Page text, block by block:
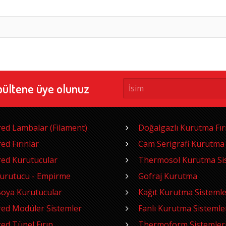
üye olunuz
Lambalar (Filament)
Fırınlar
Kurutucular
- Empirme
Kurutucular
Modüler Sistemler
Doğalgazlı Kurutma
Cam Serigrafi Kurutma
Thermosol Kurutma
Gofraj Kurutma
Kağıt Kurutma
Fanlı Kurutma